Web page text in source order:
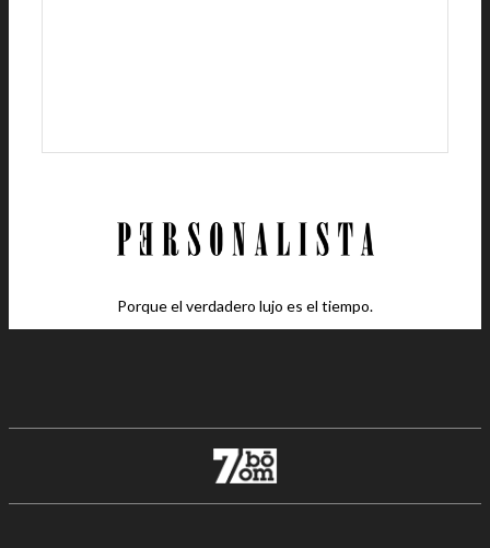
Porque el verdadero lujo es el tiempo.